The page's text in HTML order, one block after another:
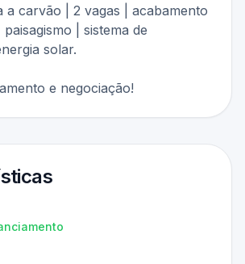
a carvão | 2 vagas | acabamento
| sistema de
solar.
e negociação!